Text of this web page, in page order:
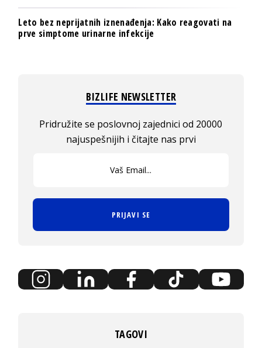
Leto bez neprijatnih iznenađenja: Kako reagovati na
prve simptome urinarne infekcije
BIZLIFE NEWSLETTER
Pridružite se poslovnoj zajednici od 20000
najuspešnijih i čitajte nas prvi
PRIJAVI SE
TAGOVI